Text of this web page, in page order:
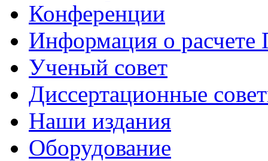
Конференции
Информация о
Ученый совет
Диссертационные
Наши издания
Оборудование